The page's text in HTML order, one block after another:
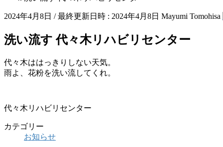
2024年4月8日 / 最終更新日時 : 2024年4月8日 Mayumi Tomohisa
洗い流す 代々木リハビリセンター
代々木ははっきりしない天気。
雨よ、花粉を洗い流してくれ。
代々木リハビリセンター
カテゴリー
お知らせ